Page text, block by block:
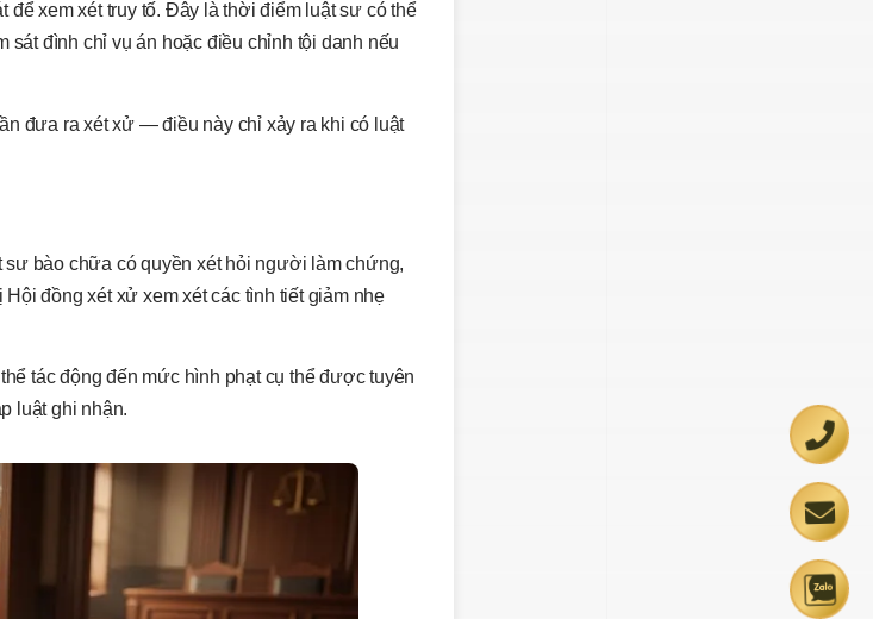
xem xét truy tố. Đây là thời điểm luật sư có thể
đình chỉ vụ án hoặc điều chỉnh tội danh nếu
đưa ra xét xử — điều này chỉ xảy ra khi có luật
bào chữa có quyền xét hỏi người làm chứng,
đồng xét xử xem xét các tình tiết giảm nhẹ
tác động đến mức hình phạt cụ thể được tuyên
luật ghi nhận.